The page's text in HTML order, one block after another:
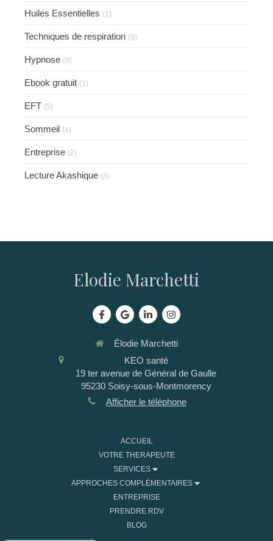
Huiles Essentielles (1)
Techniques de respiration (9)
Hypnose (9)
Ebook gratuit (1)
EFT (5)
Sommeil (4)
Entreprise (2)
Lecture Akashique (3)
Elodie Marchetti
Élodie Marchetti
KEO santé
19 ter avenue de Général de Gaulle
95230 Soisy-sous-Montmorency
Afficher le téléphone
ACCUEIL
VOTRE THERAPEUTE
SERVICES
APPROCHES COMPLÉMENTAIRES
ENTREPRISE
PRENDRE RDV
BLOG